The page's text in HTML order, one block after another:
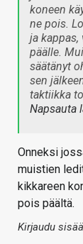
koneen
ne pois.
ja kappas,
päälle.
säätänyt
sen
taktiikka
Napsauta
Onneksi
muistien
kikkareen
pois päältä.
Kirjaudu